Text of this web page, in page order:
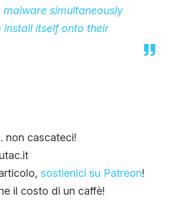
malware simultaneously
itself onto their
non cascateci!
sostienici su Patreon!
il costo di un caffè!